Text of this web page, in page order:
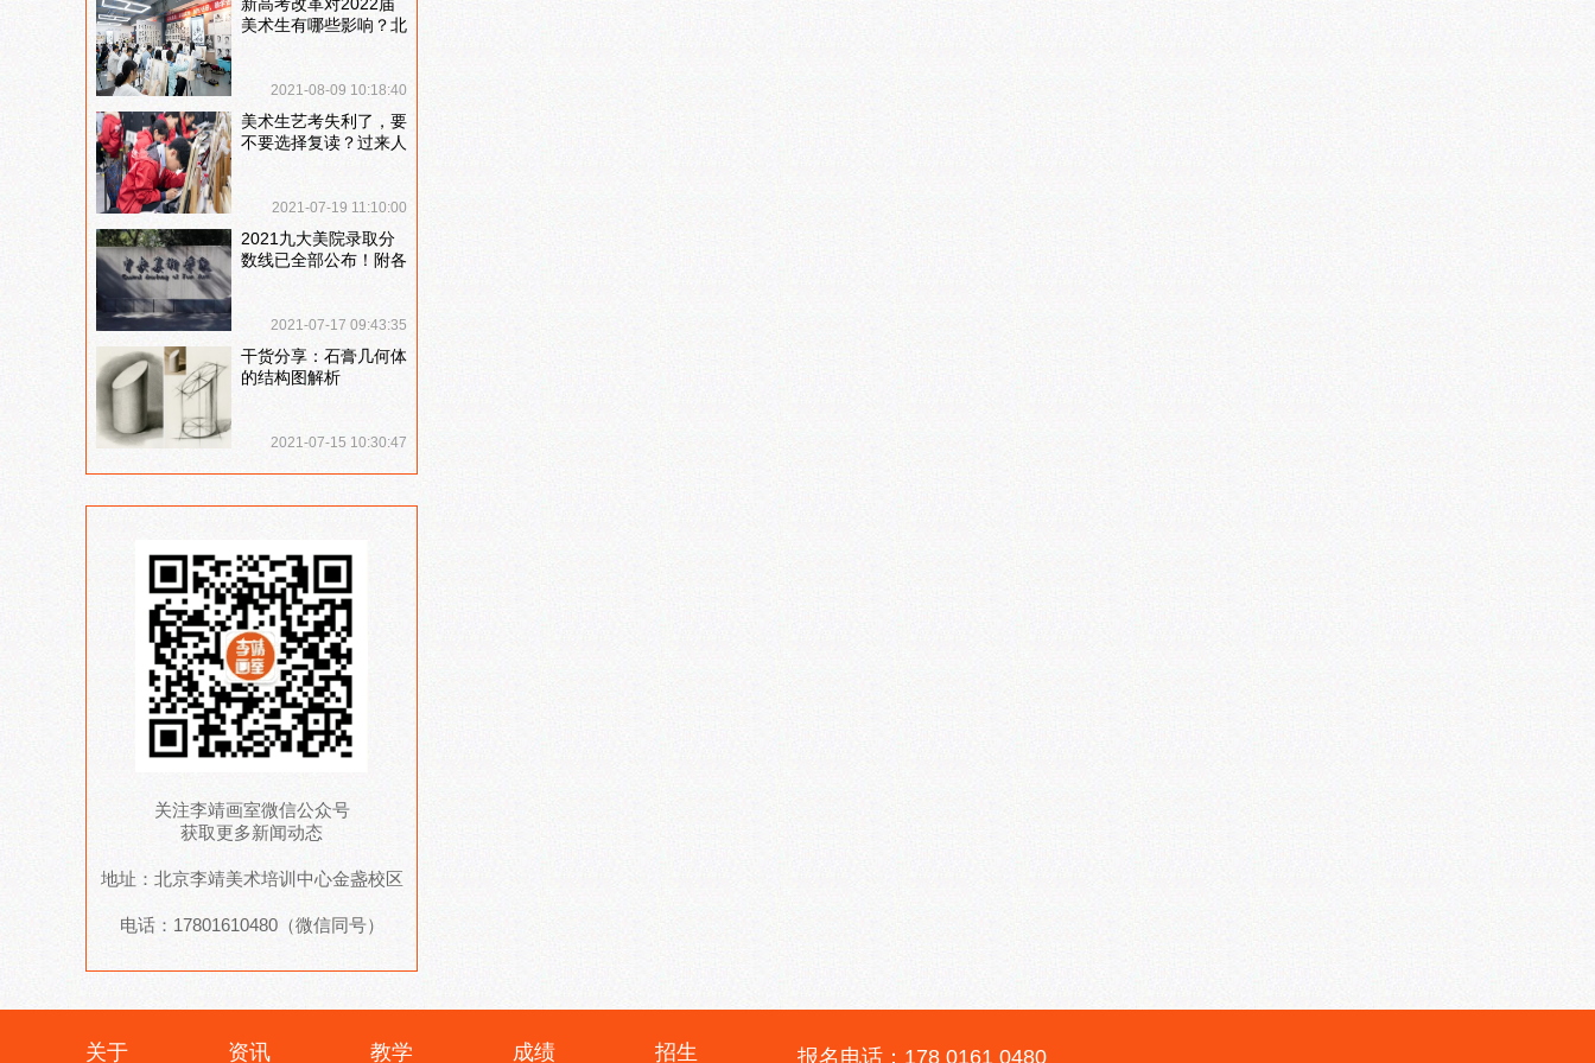
美术生有哪些影响？北
2021-08-09 10:18:40
美术生艺考失利了，要
不要选择复读？过来人
2021-07-19 11:10:00
2021九大美院录取分
数线已全部公布！附各
2021-07-17 09:43:35
干货分享：石膏几何体
的结构图解析
2021-07-15 10:30:47
关注李靖画室微信公众号
获取更多新闻动态
地址：北京李靖美术培训中心金盏校区
电话：17801610480（微信同号）
关于 资讯 教学 成绩 招生 报名电话：178 0161 0480